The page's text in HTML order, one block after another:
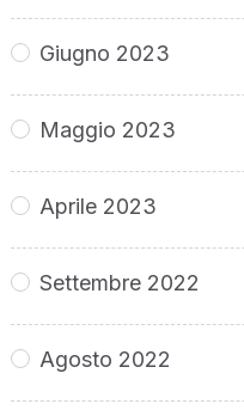
Giugno 2023
Maggio 2023
Aprile 2023
Settembre 2022
Agosto 2022